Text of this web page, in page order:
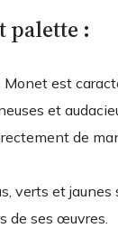
palette :
est
et
de
verts et
de ses œuvres.